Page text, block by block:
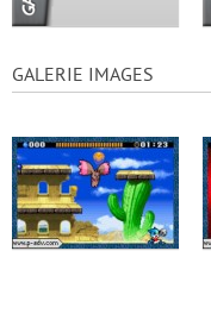
GALERIE IMAGES